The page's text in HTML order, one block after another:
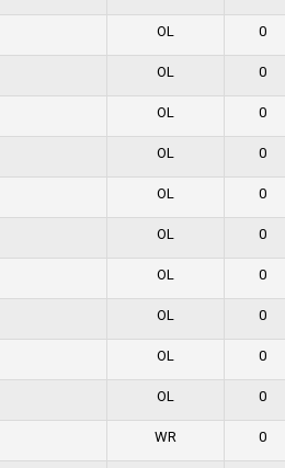
OL 0
OL 0
OL 0
OL 0
OL 0
OL 0
OL 0
OL 0
OL 0
OL 0
WR 0